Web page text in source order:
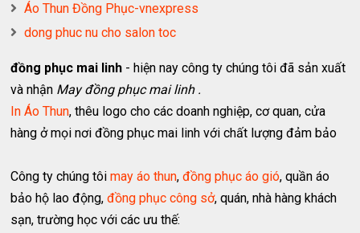
Áo Thun Đồng Phục-vnexpress
dong phuc nu cho salon toc
đồng phục mai linh - hiện nay công ty chúng tôi đã sản xuất
và nhận May đồng phục mai linh .
In Áo Thun, thêu logo cho các doanh nghiệp, cơ quan, cửa
hàng ở mọi nơi đồng phục mai linh với chất lượng đảm bảo
Công ty chúng tôimay áo thun,đồng phục áo gió, quần áo
bảo hộ lao động,đồng phục công sở, quán, nhà hàng khách
sạn, trường học với các ưu thế: